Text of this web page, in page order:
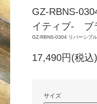
GZ-RBNS-
イティブ- ブ
GZ-RBNS-0304 リバーシ
17,490円(税込)
サイズ